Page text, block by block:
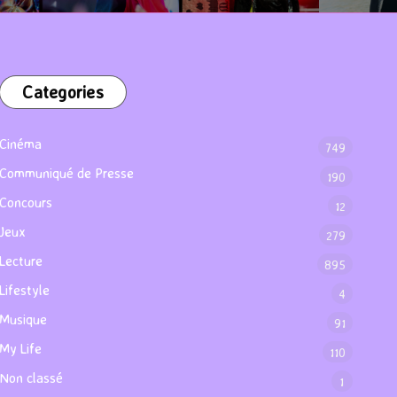
Categories
Cinéma 749
Communiqué de Presse 190
Concours 12
Jeux 279
Lecture 895
Lifestyle 4
Musique 91
My Life 110
Non classé 1